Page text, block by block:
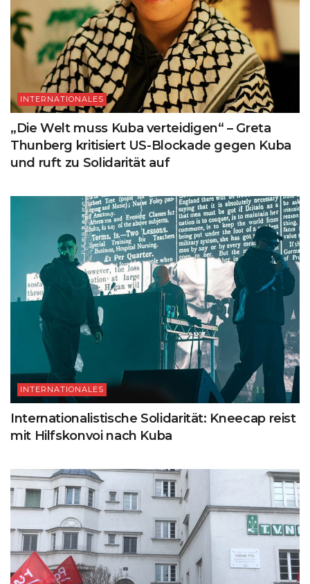
INTERNATIONALES
„Die Welt muss Kuba verteidigen“ – Greta
Thunberg kritisiert US-Blockade gegen Kuba
und ruft zu Solidarität auf
INTERNATIONALES
Internationalistische Solidarität: Kneecap reist
mit Hilfskonvoi nach Kuba